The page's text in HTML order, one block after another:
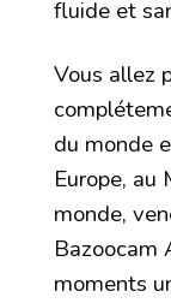
fluide et
Vous allez
du monde
Europe, au
monde,
Bazoocam
moments